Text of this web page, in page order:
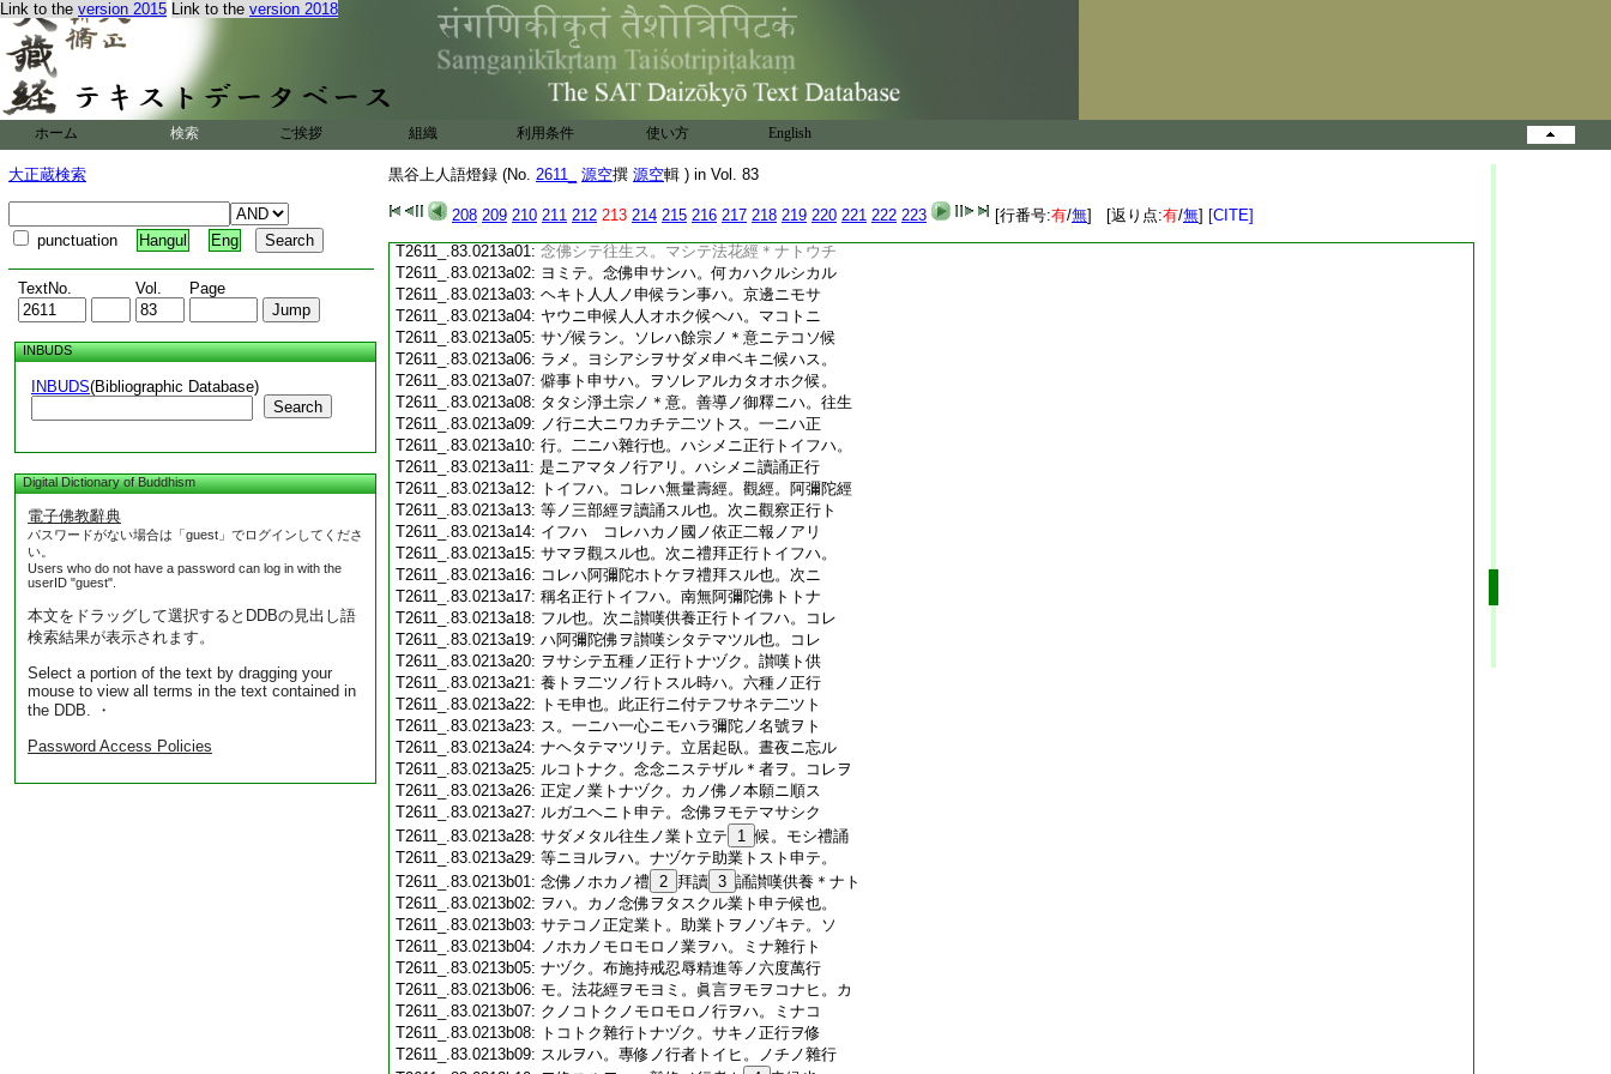
Link to the version 2015 Link to the version 2018
ホーム 検索 ご挨拶 組織 利用条件 使い方 English
大正蔵検索
punctuation Hangul Eng
TextNo. Vol. Page
INBUDS
INBUDS(Bibliographic Database)
Search
Digital Dictionary of Buddhism
電子佛教辭典
パスワードがない場合は「guest」でログインしてくださ
い。
Users who do not have a password can log in with the
userID "guest".
本文をドラッグして選択するとDDBの見出し語
検索結果が表示されます。
Select a portion of the text by dragging your
mouse to view all terms in the text contained in
the DDB. ・
Password Access Policies
黒谷上人語燈録 (No. 2611_ 源空撰 源空輯 ) in Vol. 83
208 209 210 211 212 213 214 215 216 217 218 219 220 221 222 223 [行番号:有/無] [返り点:有/無] [CITE]
T2611_.83.0212c19:念佛ニテ往生スト申事ハ。日比往生ヲモ
T2611_.83.0212c20: ネガハス。念佛ヲモ申サスシテ。ヒトヘニ
T2611_.83.0212c21:ツミヲノミツクリタル惡人ノ。スデニ死
T2611_.83.0212c22:
ナントスル時＊ニ。ハシメテ善知識ノスス
メニアヒテ。念佛シテ往生ストコソ。觀經
T2611_.83.0212c24:ニモトカレテ候ヘ。モトヨリノ行者ハ。臨
T2611_.83.0212c25:終ノ沙汰ヲハ。アナガチニスベキ樣ハ候
T2611_.83.0212c26:ハヌ也。佛ノ來迎一定ナラハ。臨終ノ正念
T2611_.83.0212c27:モ＊亦一定トオホシメスヘキ也。此大意ヲ
T2611_.83.0212c28: モテヨクヨク御心ヲトトメテ。＊意エサセ
T2611_.83.0213a01: 念佛シテ往生ス。マシテ法花經＊ナトウチ
T2611_.83.0213a02: ヨミテ。念佛申サンハ。何カハクルシカル
T2611_.83.0213a03: ヘキト人人ノ申候ラン事ハ。京邊ニモサ
T2611_.83.0213a04: ヤウニ申候人人オホク候ヘハ。マコトニ
T2611_.83.0213a05: サゾ候ラン。ソレハ餘宗ノ＊意ニテコソ候
T2611_.83.0213a06: ラメ。ヨシアシヲサダメ申ベキニ候ハス。
T2611_.83.0213a07: 僻事ト申サハ。ヲソレアルカタオホク候。
T2611_.83.0213a08: タタシ淨土宗ノ＊意。善導ノ御釋ニハ。往生
T2611_.83.0213a09: ノ行ニ大ニワカチテ二ツトス。一ニハ正
T2611_.83.0213a10: 行。二ニハ雜行也。ハシメニ正行トイフハ。
T2611_.83.0213a11: 是ニアマタノ行アリ。ハシメニ讀誦正行
T2611_.83.0213a12: トイフハ。コレハ無量壽經。觀經。阿彌陀經
T2611_.83.0213a13: 等ノ三部經ヲ讀誦スル也。次ニ觀察正行ト
T2611_.83.0213a14: イフハ コレハカノ國ノ依正二報ノアリ
T2611_.83.0213a15: サマヲ觀スル也。次ニ禮拜正行トイフハ。
T2611_.83.0213a16: コレハ阿彌陀ホトケヲ禮拜スル也。次ニ
T2611_.83.0213a17: 稱名正行トイフハ。南無阿彌陀佛トトナ
T2611_.83.0213a18: フル也。次ニ讃嘆供養正行トイフハ。コレ
T2611_.83.0213a19: ハ阿彌陀佛ヲ讃嘆シタテマツル也。コレ
T2611_.83.0213a20: ヲサシテ五種ノ正行トナヅク。讃嘆ト供
T2611_.83.0213a21: 養トヲ二ツノ行トスル時ハ。六種ノ正行
T2611_.83.0213a22: トモ申也。此正行ニ付テフサネテ二ツト
T2611_.83.0213a23: ス。一ニハ一心ニモハラ彌陀ノ名號ヲト
T2611_.83.0213a24: ナヘタテマツリテ。立居起臥。晝夜ニ忘ル
T2611_.83.0213a25: ルコトナク。念念ニステザル＊者ヲ。コレヲ
T2611_.83.0213a26: 正定ノ業トナヅク。カノ佛ノ本願ニ順ス
T2611_.83.0213a27: ルガユヘニト申テ。念佛ヲモテマサシク
T2611_.83.0213a28: サダメタル往生ノ業ト立テ 1 候。モシ禮誦
T2611_.83.0213a29: 等ニヨルヲハ。ナヅケテ助業トスト申テ。
T2611_.83.0213b01: 念佛ノホカノ禮 2 拜讀 3 誦讃嘆供養＊ナト
T2611_.83.0213b02: ヲハ。カノ念佛ヲタスクル業ト申テ候也。
T2611_.83.0213b03: サテコノ正定業ト。助業トヲノゾキテ。ソ
T2611_.83.0213b04: ノホカノモロモロノ業ヲハ。ミナ雜行ト
T2611_.83.0213b05: ナヅク。布施持戒忍辱精進等ノ六度萬行
T2611_.83.0213b06: モ。法花經ヲモヨミ。眞言ヲモヲコナヒ。カ
T2611_.83.0213b07: クノコトクノモロモロノ行ヲハ。ミナコ
T2611_.83.0213b08: トコトク雜行トナヅク。サキノ正行ヲ修
T2611_.83.0213b09: スルヲハ。專修ノ行者トイヒ。ノチノ雜行